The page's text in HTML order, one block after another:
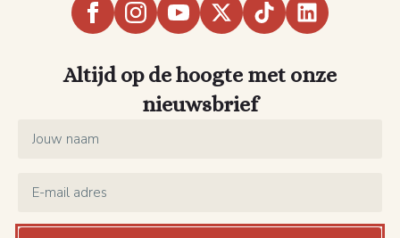
Altijd op de hoogte met onze
nieuwsbrief